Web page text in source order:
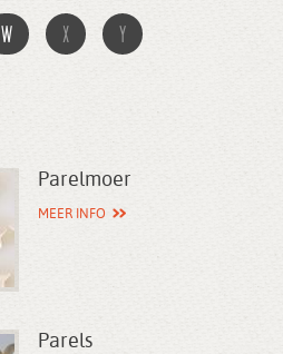
w x y
Parelmoer
MEER INFO
Parels